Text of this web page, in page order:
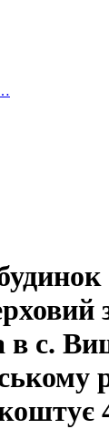
в с.